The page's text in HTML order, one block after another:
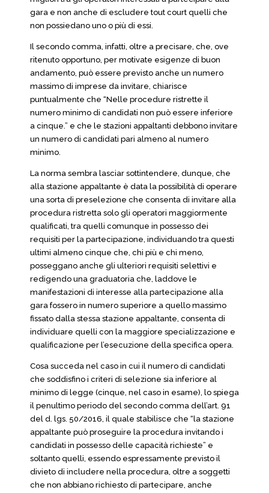
gara e non anche di escludere tout court quelli che
non possiedano uno o più di essi.
Il secondo comma, infatti, oltre a precisare, che, ove
ritenuto opportuno, per motivate esigenze di buon
andamento, può essere previsto anche un numero
massimo di imprese da invitare, chiarisce
puntualmente che “Nelle procedure ristrette il
numero minimo di candidati non può essere inferiore
a cinque.” e che le stazioni appaltanti debbono invitare
un numero di candidati pari almeno al numero
minimo.
La norma sembra lasciar sottintendere, dunque, che
alla stazione appaltante è data la possibilità di operare
una sorta di preselezione che consenta di invitare alla
procedura ristretta solo gli operatori maggiormente
qualificati, tra quelli comunque in possesso dei
requisiti per la partecipazione, individuando tra questi
ultimi almeno cinque che, chi più e chi meno,
posseggano anche gli ulteriori requisiti selettivi e
redigendo una graduatoria che, laddove le
manifestazioni di interesse alla partecipazione alla
gara fossero in numero superiore a quello massimo
fissato dalla stessa stazione appaltante, consenta di
individuare quelli con la maggiore specializzazione e
qualificazione per l’esecuzione della specifica opera.
Cosa succeda nel caso in cui il numero di candidati
che soddisfino i criteri di selezione sia inferiore al
minimo di legge (cinque, nel caso in esame), lo spiega
il penultimo periodo del secondo comma dell’art. 91
del d. lgs. 50/2016, il quale stabilisce che “la stazione
appaltante può proseguire la procedura invitando i
candidati in possesso delle capacità richieste” e
soltanto quelli, essendo espressamente previsto il
divieto di includere nella procedura, oltre a soggetti
che non abbiano richiesto di partecipare, anche